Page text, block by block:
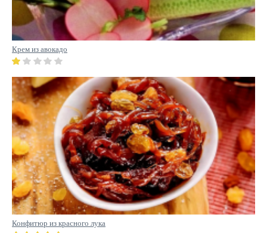
Крем из авокадо
Конфитюр из красного лука